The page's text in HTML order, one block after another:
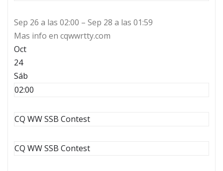
Sep 26 a las 02:00 – Sep 28 a las 01:59
Mas info en cqwwrtty.com
Oct
24
Sáb
02:00
CQ WW SSB Contest
CQ WW SSB Contest